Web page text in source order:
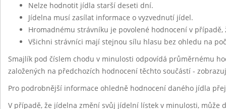
Nelze hodnotit jídla starší deseti dní.
Jídelna musí zasílat informace o vyzvednutí jídel.
Hromadnému strávníku je povolené hodnocení v
Všichni strávníci mají stejnou sílu hlasu bez ohledu na
Smajlík pod číslem chodu v minulosti odpovídá průměrnému
založených na předchozích hodnocení těchto součástí -
Pro podrobnější informace ohledně hodnocení daného jídla
V případě, že jídelna změní svůj jídelní lístek v minulosti, může